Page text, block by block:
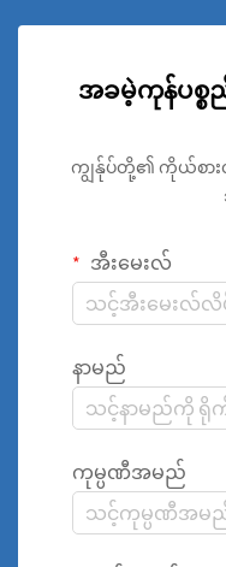
အခမဲ့ကုန်ပစ္
ကျွန်ုပ်တို့၏ ကိုယ်စ
အီးမေးလ်
နာမည်
ကုမ္ပဏီအမည်